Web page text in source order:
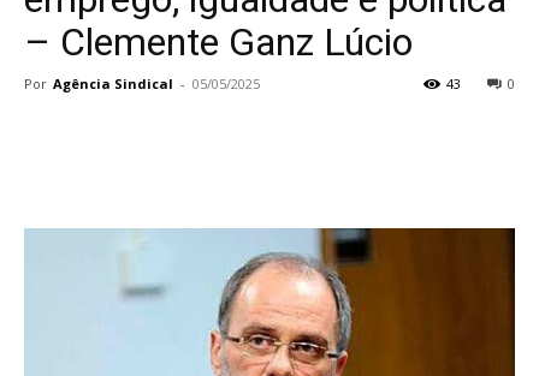
– Clemente Ganz Lúcio
Por Agência Sindical - 05/05/2025 0
43